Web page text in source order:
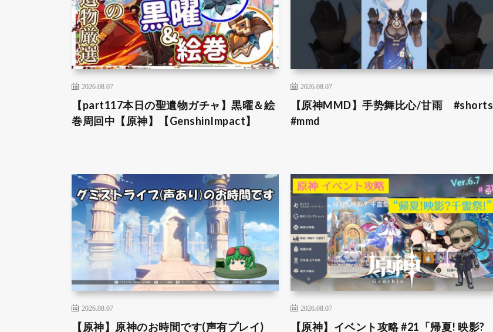
2026.08.07
【part117本日の聖遺物ガチャ】黒曜＆絵
巻周回中【原神】【GenshinImpact】
2026.08.07
【原神MMD】手势舞比心/甘雨 #shorts
#mmd
2026.08.07
【原神】原神のお時間です(声有プレイ)
2026.08.07
【原神】イベント攻略 #21「帰夏! 映影?